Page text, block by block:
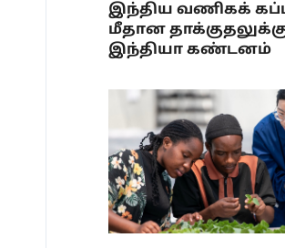
இந்திய வணிகக்
மீதான
இந்தியா கண்டனம்